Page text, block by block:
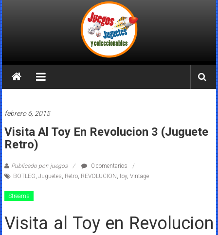
Saltar
al
contenido
Juegos
Juguetes
y
Coleccionables
Noticias
entretenimiento
para
coleccionistas.
febrero 6, 2015
Visita Al Toy En Revolucion 3 (juguete
Retro)
Publicado por: juegos
0 comentarios
BOTLEG, Juguetes, Retro, REVOLUCION , toy, Vintage
Streams
Visita al Toy en Revolucion